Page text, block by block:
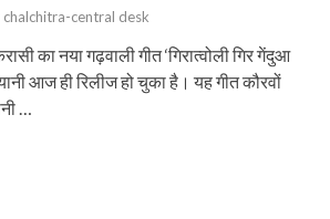
chalchitra-central desk
का नया गढ़वाली गीत ‘गिरात्वोली गिर गेंदुआ
आज ही रिलीज हो चुका है। यह गीत कौरवों
…